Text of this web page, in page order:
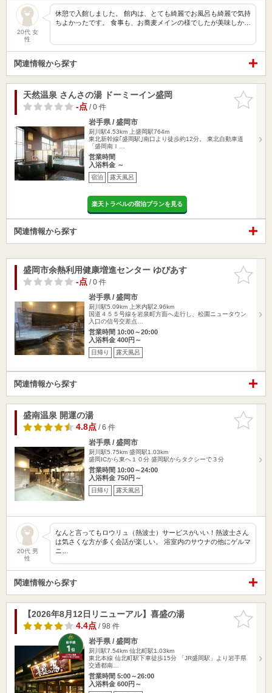
20代 女
性
休憩で入館しました。 館内は、とても綺麗でお風呂も綺麗で気持
ちよかったです。 食事も、お蕎麦メインの様でしたが美味しか…
関連情報から探す
お気に入
りに追加
天然温泉 さんさの湯 ドーミーイン盛岡
-点/ 0 件
岩手県 / 盛岡市
厨川駅4.53km
上盛岡駅764m
東北新幹線｢盛岡駅｣南口より徒歩約12分。 東北自動車道
「盛岡南Ｉ…
営業時間
入浴料金 ～
宿泊 露天風呂
楽天トラベルの宿泊プランを見る
関連情報から探す
お気に入
りに追加
盛岡市余熱利用健康増進センター ゆぴあす
-点/ 0 件
岩手県 / 盛岡市
厨川駅5.09km
上米内駅2.96km
国道４５５号線を岩泉町方面へ走行し、松園ニュータウン
入口の信号交差点…
営業時間 10:00～20:00
入浴料金 400円～
日帰り 露天風呂
関連情報から探す
お気に入
りに追加
盛南温泉 開運の湯
4.8点/ 6 件
岩手県 / 盛岡市
厨川駅5.75km 盛岡駅1.03km
盛岡ICから東へ１０分 盛岡駅からタクシーで３分
営業時間 10:00～24:00
入浴料金 750円～
日帰り 露天風呂
20代 男
性
なんと言ってもロウリュ（熱波士）サービスがいい！熱波士さん
は気さくな方が多く会話が楽しい。 浴室内のサウナの他にゲルマ
ニ…
関連情報から探す
お気に入
りに追加
【2026年8月12日リニューアル】喜盛の湯
4.4点/ 98 件
岩手県 / 盛岡市
厨川駅7.54km 仙北町駅1.03km
東北本線 仙北町駅下車徒歩15分 「JR盛岡駅」より岩手県
交通都南…
営業時間 5:00～26:00
入浴料金 600円～